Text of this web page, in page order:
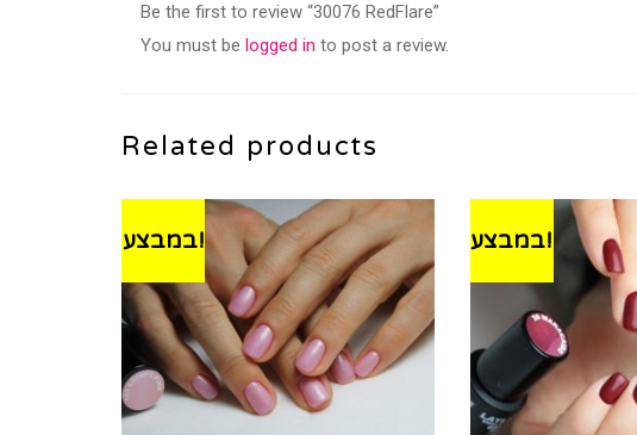
Be the first to review “30076 RedFlare”
You must be logged in to post a review.
Related products
במבצע! במבצע!